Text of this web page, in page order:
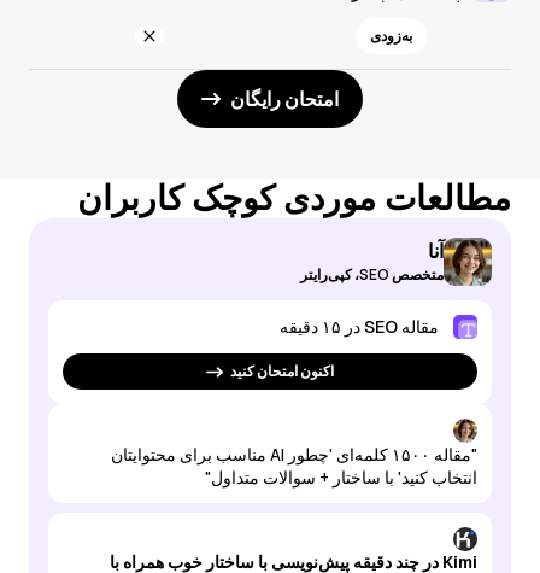
به‌زودی
امتحان رایگان
مطالعات موردی کوچک کاربران
آنا
متخصص SEO، کپی‌رایتر
مقاله SEO در ۱۵ دقیقه
اکنون امتحان کنید
"مقاله ۱۵۰۰ کلمه‌ای 'چطور AI مناسب برای محتوایتان
انتخاب کنید' با ساختار + سوالات متداول"
Kimi در چند دقیقه پیش‌نویسی با ساختار خوب همراه با